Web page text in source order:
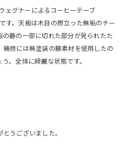
ェグナーによるコーヒーテーブ
す。天板は木目の際立った無垢のチー
藤の一部に切れた部分が見られたた
修には無塗装の籐素材を使用したの
。全体に綺麗な状態です。
うございました。